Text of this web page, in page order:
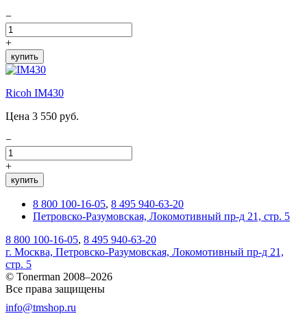
−
+
купить
Ricoh IM430
Цена 3 550 руб.
−
+
купить
8 800 100-16-05, 8 495 940-63-20
Петровско-Разумовская, Локомотивный пр-д 21, стр. 5
8 800 100-16-05, 8 495 940-63-20
г. Москва, Петровско-Разумовская, Локомотивный пр-д 21,
стр. 5
© Tonerman 2008–2026
Все права защищены
info@tmshop.ru